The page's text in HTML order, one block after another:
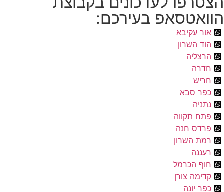
הוואטסאפ בעירכם:
אור עקיבא
הוד השרון
הרצליה
חדרה
חריש
כפר סבא
נתניה
פתח תקווה
פרדס חנה
רמת השרון
רעננה
חוף הכרמל
קדימה צורן
כפר יונה